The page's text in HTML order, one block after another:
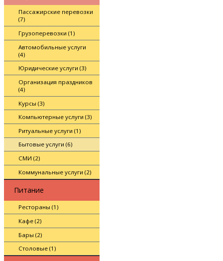
Пассажирские перевозки
(7)
Грузоперевозки (1)
Автомобильные услуги
(4)
Юридические услуги (3)
Организация праздников
(4)
Курсы (3)
Компьютерные услуги (3)
Ритуальные услуги (1)
Бытовые услуги (6)
СМИ (2)
Коммунальные услуги (2)
Питание
Рестораны (1)
Кафе (2)
Бары (2)
Столовые (1)